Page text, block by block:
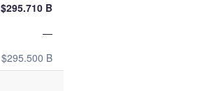
$295.710 B
—
$295.500 B